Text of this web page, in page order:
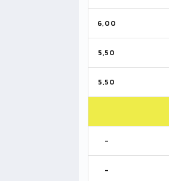
6,00
5,50
5,50
-
-